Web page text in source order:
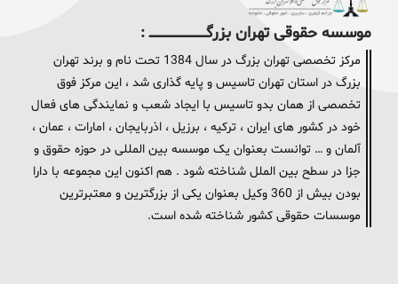
موسسه حقوقی تهران بزرگــــــــــــــــــــــــــــــــ :
مرکز تخصصی تهران بزرگ در سال 1384 تحت نام و برند تهران
بزرگ در استان تهران تاسیس و پایه گذاری شد ، این مرکز فوق
تخصصی از همان بدو تاسیس با ایجاد شعب و نمایندگی های فعال
خود در کشور های ایران ، ترکیه ، برزیل ، اذربایجان ، امارات ، عمان ،
آلمان و … توانست بعنوان یک موسسه بین المللی در حوزه حقوق و
جزا در سطح بین الملل شناخته شود . هم اکنون این مجموعه با دارا
بودن بیش از 360 وکیل بعنوان یکی از بزرگترین و معتبرترین
موسسات حقوقی کشور شناخته شده است.